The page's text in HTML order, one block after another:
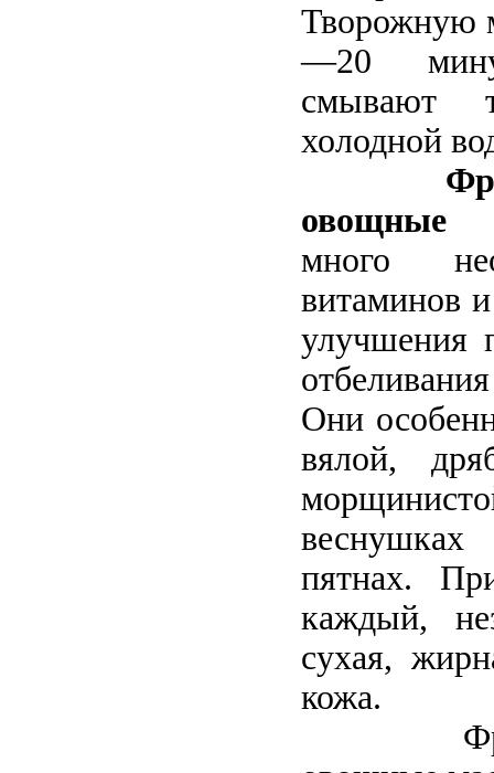
Творожную
—20
смывают
холодной
овощные
много
витаминов
улучшения
Они
вялой,
пятнах.
каждый,
сухая,
кожа.